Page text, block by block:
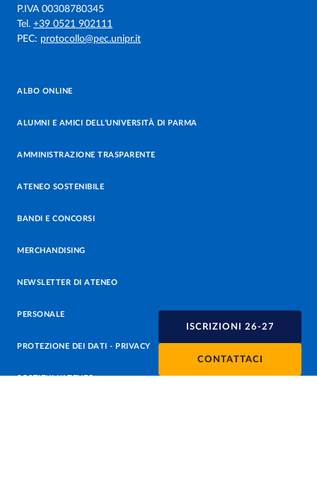
ISCRIZIONI 26-27
CONTATTACI
P.IVA 00308780345
Tel. +39 0521 902111
PEC: protocollo@pec.unipr.it
ALBO ONLINE
ALUMNI E AMICI DELL’UNIVERSITÀ DI PARMA
AMMINISTRAZIONE TRASPARENTE
ATENEO SOSTENIBILE
BANDI E CONCORSI
MERCHANDISING
NEWSLETTER DI ATENEO
PERSONALE
PROTEZIONE DEI DATI - PRIVACY
SOSTIENI L'ATENEO